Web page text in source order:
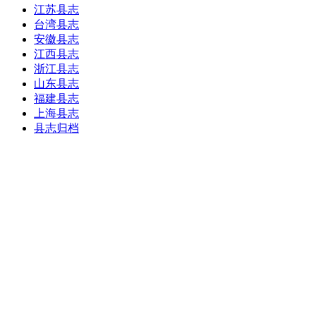
江苏县志
台湾县志
安徽县志
江西县志
浙江县志
山东县志
福建县志
上海县志
县志归档